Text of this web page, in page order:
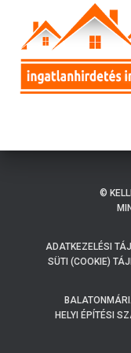
©
ADATKEZELÉSI
SÜTI (COOKIE)
HELYI ÉPÍTÉSI